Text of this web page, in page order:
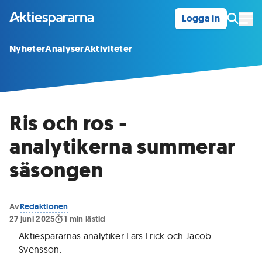
Logga in
NyheterAnalyserAktiviteter
Ris och ros -
analytikerna summerar
säsongen
AvRedaktionen
27 juni 2025
1 min lästid
Aktiespararnas analytiker Lars Frick och Jacob
Svensson.